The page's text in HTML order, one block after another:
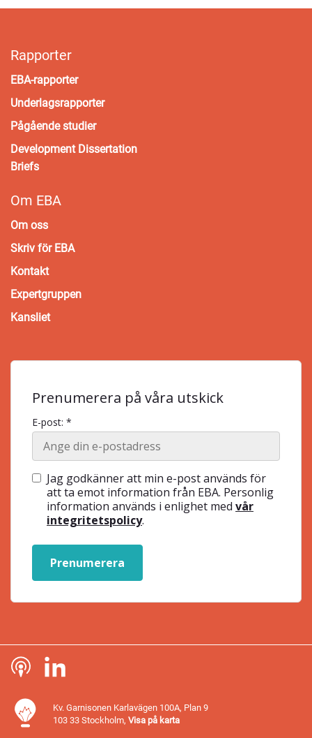
Rapporter
EBA-rapporter
Underlagsrapporter
Pågående studier
Development Dissertation
Briefs
Om EBA
Om oss
Skriv för EBA
Kontakt
Expertgruppen
Kansliet
Prenumerera på våra utskick
E-post: *
Jag godkänner att min e-post används för
att ta emot information från EBA. Personlig
information används i enlighet med vår
integritetspolicy.
Prenumerera
Kv. Garnisonen Karlavägen 100A, Plan 9
103 33 Stockholm, Visa på karta